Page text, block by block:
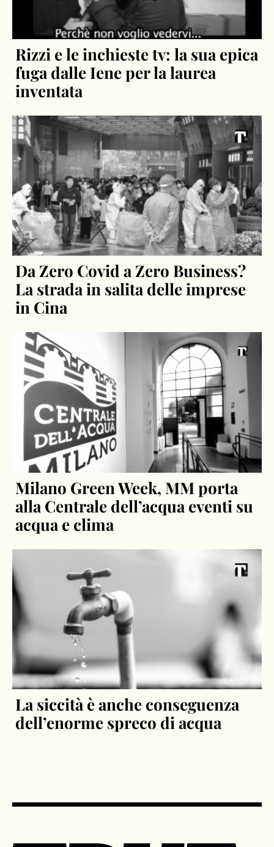
Rizzi e le inchieste tv: la sua epica
fuga dalle Iene per la laurea
inventata
Da Zero Covid a Zero Business?
La strada in salita delle imprese
in Cina
Milano Green Week, MM porta
alla Centrale dell’acqua eventi su
acqua e clima
La siccità è anche conseguenza
dell’enorme spreco di acqua